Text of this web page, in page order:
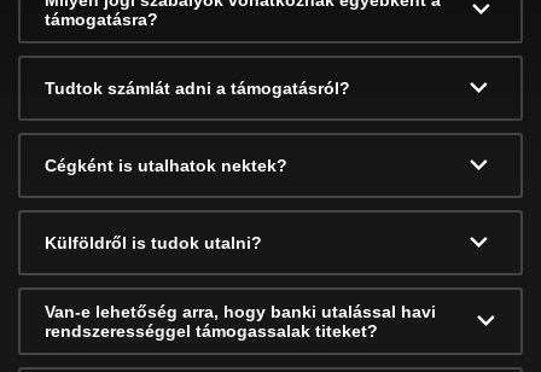
támogatásra?
Tudtok számlát adni a támogatásról?
Cégként is utalhatok nektek?
Külföldről is tudok utalni?
Van-e lehetőség arra, hogy banki utalással havi
rendszerességgel támogassalak titeket?